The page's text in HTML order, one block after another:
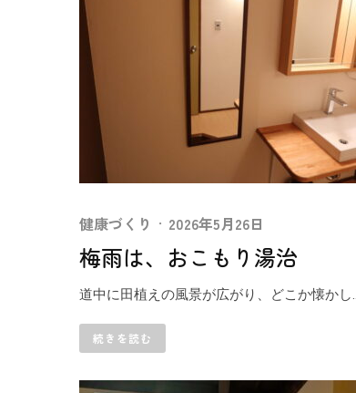
健康づくり · 2026年5月26日
梅雨は、おこもり湯治
道中に田植えの風景が広がり、どこか懐かし
続きを読む